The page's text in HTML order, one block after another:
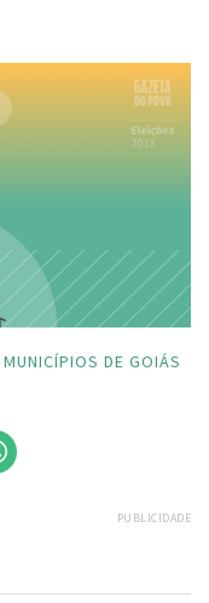
MUNICÍPIOS DE GOIÁS
PUBLICIDADE